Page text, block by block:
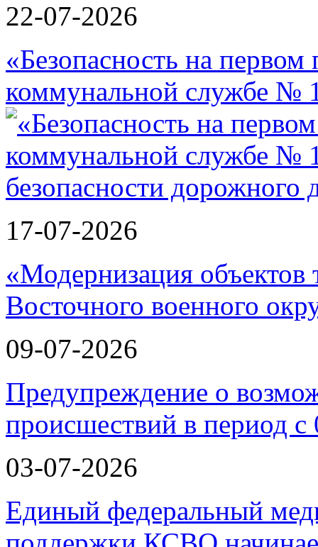
22-07-2026
«Безопасность на
коммунальной службе №
17-07-2026
«Модернизация объектов
Восточного военного
09-07-2026
Предупреждение о
происшествий в период
03-07-2026
Единый федеральный